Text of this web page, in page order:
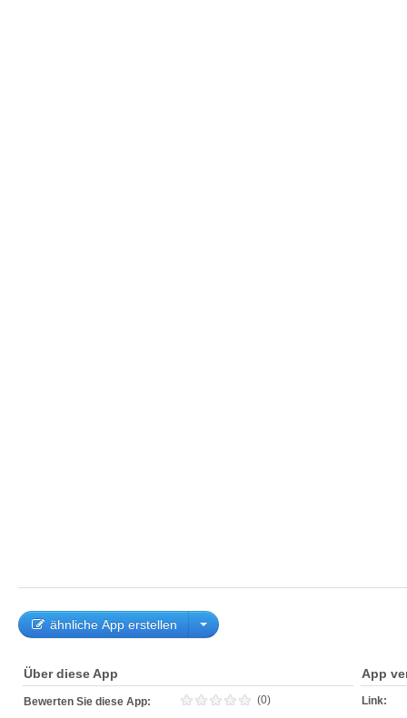
ähnliche App erstellen
Über diese App
Bewerten Sie diese App: (0)
App
Link: